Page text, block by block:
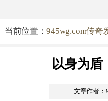
当前位置： 945wg.com传奇
以身为盾
文章作者：